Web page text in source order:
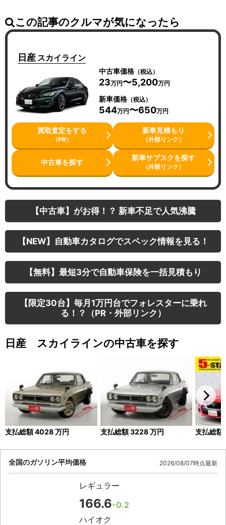
この記事のクルマが気になったら
日産 スカイライン
中古車価格（税込）
23万円〜5,200万円
新車価格（税込）
544万円〜650万円
買取査定をする
（PR）
新車見積もり
（外部リンク）
中古車を探す 新車サブスクを探す
（外部リンク）
【中古車】がお得！？ 新車不足で人気沸騰
【NEW】自動車カタログでスペック情報を見る！
【無料】最短3分で自動車保険を一括見積もり
【限定30台】毎月1万円台でフォレスターに乗れ
る！？（PR・外部リンク）
日産 スカイラインの中古車を探す
支払総額4028万円 支払総額3228万円 支払総額
全国のガソリン平均価格 2026/08/07時点最新
レギュラー
166.6-0.2
ハイオク